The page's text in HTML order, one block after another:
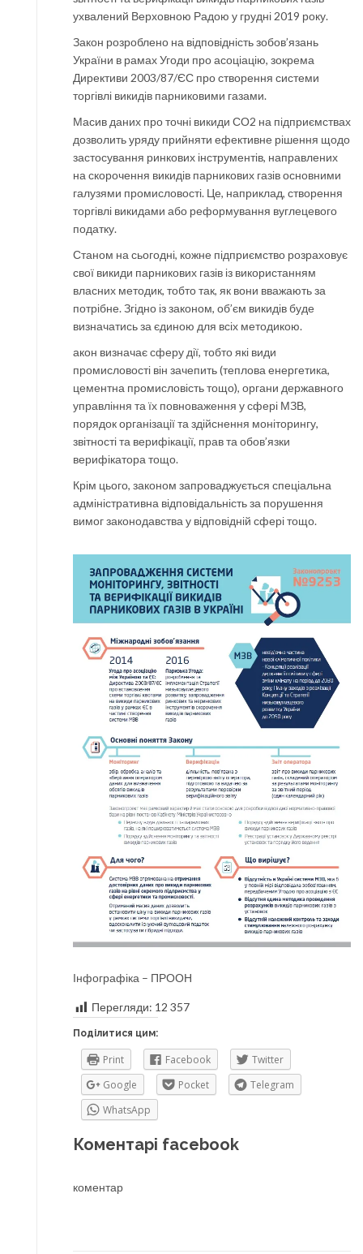
ухвалений Верховною Радою у грудні 2019 року.
Закон розроблено на відповідність зобов’язань
України в рамах Угоди про асоціацію, зокрема
Директиви 2003/87/ЄС про створення системи
торгівлі викидів парниковими газами.
Масив даних про точні викиди СО2 на підприємствах
дозволить уряду прийняти ефективне рішення щодо
застосування ринкових інструментів, направлених
на скорочення викидів парникових газів основними
галузями промисловості. Це, наприклад, створення
торгівлі викидами або реформування вуглецевого
податку.
Станом на сьогодні, кожне підприємство розраховує
свої викиди парникових газів із використанням
власних методик, тобто так, як вони вважають за
потрібне. Згідно із законом, об’єм викидів буде
визначатись за єдиною для всіх методикою.
акон визначає сферу дії, тобто які види
промисловості він зачепить (теплова енергетика,
цементна промисловість тощо), органи державного
управління та їх повноваження у сфері МЗВ,
порядок організації та здійснення моніторингу,
звітності та верифікації, прав та обов’язки
верифікатора тощо.
Крім цього, законом запроваджується спеціальна
адміністративна відповідальність за порушення
вимог законодавства у відповідній сфері тощо.
Інфографіка – ПРООН
Перегляди: 12 357
Поділитися цим:
Print Facebook
Twitter
Google
Pocket
Telegram
WhatsApp
Коментарі facebook
коментар